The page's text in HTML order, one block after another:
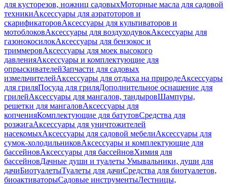
для кусторезов, ножниц садовыхМоторные масла для садовой
техникиАксессуары для аэратоторов и
скарификаторовАксессуары для культиваторов и
мотоблоковАксессуары для воздуходувокАксессуары для
газонокосилокАксессуары для бензокос и
триммеровАксессуары для моек высокого
давленияАксессуары и комплектующие для
опрыскивателейЗапчасти для садовых
измельчителейАксессуары для отдыха на природеАксессуары
для гриляПосуда для гриляДополнительное оснащение для
грилейАксессуары для мангалов, тандыровШампуры,
решетки для мангаловАксессуары для
копченияКомплектующие для батутовСредства для
розжигаАксессуары для уничтожителей
насекомыхАксессуары для садовой мебелиАксессуары для
сумок-холодильниковАксессуары и комплектующие для
бассейновАксессуары для бассейновХимия для
бассейновДачные души и туалеты Умывальники, души для
дачиБиотуалетыТуалеты для дачиСредства для биотуалетов,
биоактиваторыСадовые инструментыЛестницы,